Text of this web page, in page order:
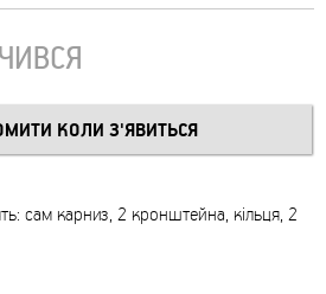
сам карниз, 2 кронштейна, кільця, 2